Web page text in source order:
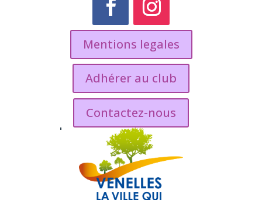
Mentions legales
Adhérer au club
Contactez-nous